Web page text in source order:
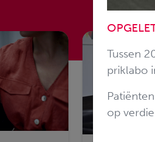
Tussen
priklabo
op